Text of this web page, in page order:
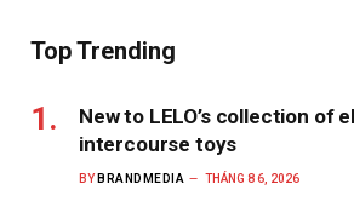
Top Trending
New to LELO’s collection of
intercourse toys
BY BRANDMEDIA THÁNG 8 6, 2026